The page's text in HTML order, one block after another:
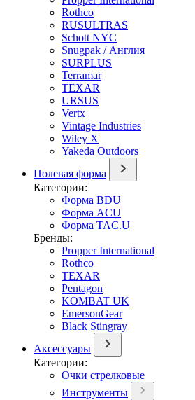
Rothco
RUSULTRAS
Schott NYC
Snugpak / Англия
SURPLUS
Terramar
TEXAR
URSUS
Vertx
Vintage Industries
Wiley X
Yakeda Outdoors
Полевая форма
Категории:
Форма BDU
Форма ACU
Форма TAC.U
Бренды:
Propper International
Rothco
TEXAR
Pentagon
KOMBAT UK
EmersonGear
Black Stingray
Аксессуары
Категории:
Очки стрелковые
Инструменты